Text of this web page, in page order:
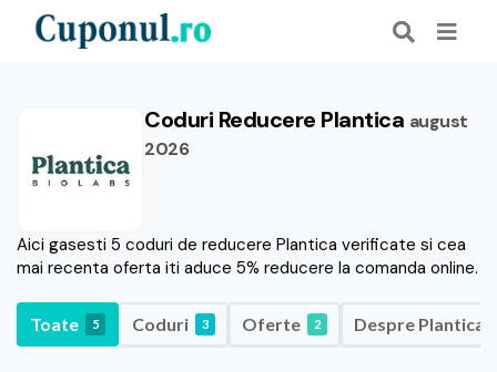
Coduri Reducere Plantica august
2026
Aici gasesti 5 coduri de reducere Plantica verificate si cea
mai recenta oferta iti aduce 5% reducere la comanda online.
Toate 5 Coduri 3 Oferte 2 Despre Plantica